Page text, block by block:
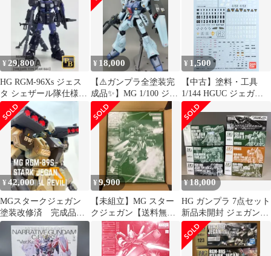
¥ 29,800
HG RGM-96Xs ジェス
タ シェザール隊仕様
【B&C班装備】完成品
¥ 18,000
【⚠️ガンプラ全塗装完
成品✨️】MG 1/100 ジェ
ガン
¥ 1,500
【中古】塗料・工具
1/144 HGUC ジェガン
汎用水転写式デカール2
「機動戦士ガンダムシ
リーズ」 2017年
THANKS JEGAN
SPECIAL 必ずもらえ
る!キャンペーン品
[2416749]
¥42,000
MGスタークジェガン
塗装改修済 完成品
ガンプラ
¥9,900
【未組立】MG スター
クジェガン【送料無
料】
¥ 18,000
HG ガンプラ 7点セット
新品未開封 ジェガンA2
のみ一部袋開封